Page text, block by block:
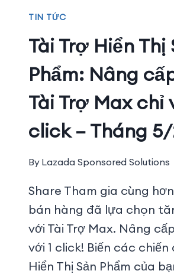
TIN TỨC
Tài Trợ Hiển Thị
Phẩm: Nâng
Tài Trợ Max chỉ
click – Tháng
By Lazada Sponsored Solutions
Share Tham gia cùng
bán hàng đã lựa chọn
với Tài Trợ Max. Nâng
với 1 click! Biến các chiến
Hiển Thị Sản Phẩm của